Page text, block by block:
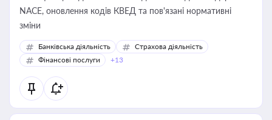
NACE, оновлення кодів КВЕД та пов'язані нормативні
зміни
Банківська діяльність
Страхова діяльність
Фінансові послуги
+13